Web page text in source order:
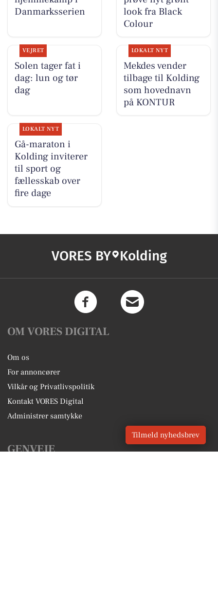
Danmarksserien
look fra Black
Colour
VEJRET
Solen tager fat i
dag: lun og tør
dag
LOKALT NYT
Mekdes vender
tilbage til Kolding
som hovednavn
på KONTUR
LOKALT NYT
Gå-maraton i
Kolding inviterer
til sport og
fællesskab over
fire dage
VORES BY Kolding
OM VORES DIGITAL
Om os
For annoncører
Vilkår og Privatlivspolitik
Kontakt VORES Digital
Administrer samtykke
GENVEJE
Tilmeld nyhedsbrev